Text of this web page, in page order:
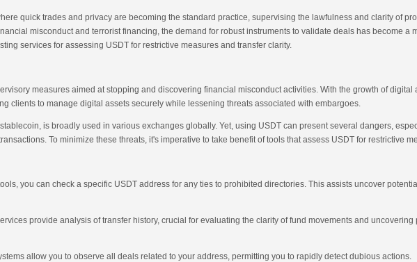
quick trades and privacy are becoming the standard practice, supervising the lawfulness and clarity of
misconduct and terrorist financing, the demand for robust instruments to validate deals has become a
services for assessing USDT for restrictive measures and transfer clarity.
measures aimed at stopping and discovering financial misconduct activities. With the growth of digital
clients to manage digital assets securely while lessening threats associated with embargoes.
is broadly used in various exchanges globally. Yet, using USDT can present several dangers,
To minimize these threats, it's imperative to take benefit of tools that assess USDT for restrictive
you can check a specific USDT address for any ties to prohibited directories. This assists uncover
provide analysis of transfer history, crucial for evaluating the clarity of fund movements and uncovering
allow you to observe all deals related to your address, permitting you to rapidly detect dubious actions.